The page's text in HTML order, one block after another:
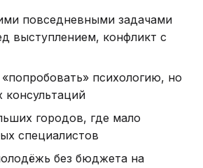
повседневными задачами
выступлением, конфликт с
психологию, но
консультаций
городов, где мало
специалистов
без бюджета на